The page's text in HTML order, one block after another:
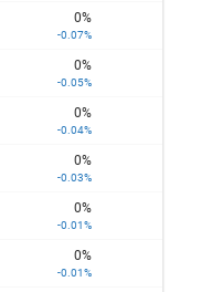
0%
-0.07%
0%
-0.05%
0%
-0.04%
0%
-0.03%
0%
-0.01%
0%
-0.01%